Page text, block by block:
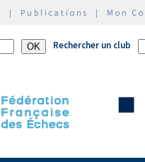
| Publications | Mon
Rechercher un club